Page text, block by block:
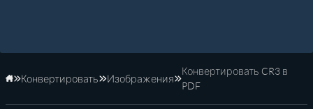
Главная
Конвертировать Изображения
Конвертировать CR3 в
PDF